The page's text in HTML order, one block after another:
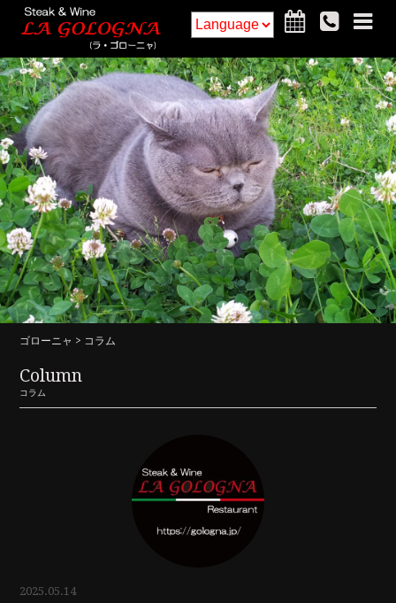
ホーム フードメニュー
ドリンクメニュー インテリア
アクセス・詳細 お知らせ
ご予約 求人
コラム
ゴローニャ > コラム
Column
コラム
2025.05.14